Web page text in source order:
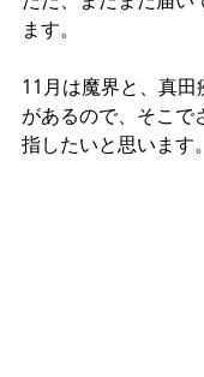
ます。
11月は魔界と、真
があるので、そこで
指したいと思います。